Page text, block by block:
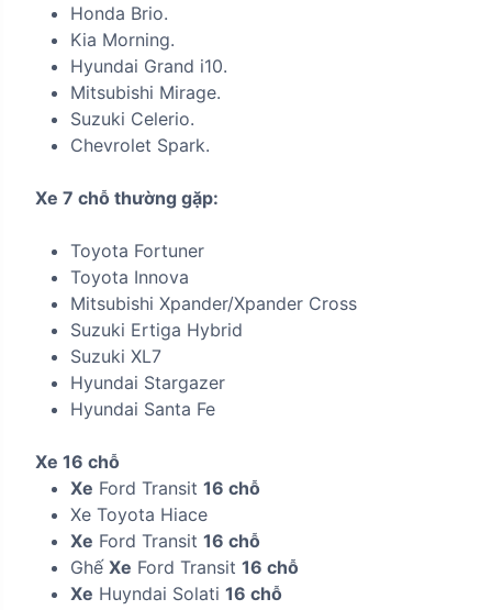
Honda Brio.
Kia Morning.
Hyundai Grand i10.
Mitsubishi Mirage.
Suzuki Celerio.
Chevrolet Spark.
Xe 7 chỗ thường gặp:
Toyota Fortuner
Toyota Innova
Mitsubishi Xpander/Xpander Cross
Suzuki Ertiga Hybrid
Suzuki XL7
Hyundai Stargazer
Hyundai Santa Fe
Xe 16 chỗ
Xe Ford Transit 16 chỗ
Xe Toyota Hiace
Xe Ford Transit 16 chỗ
Ghế Xe Ford Transit 16 chỗ
Xe Huyndai Solati 16 chỗ